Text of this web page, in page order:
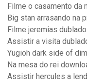
Filme o casamento da
Big stan arrasando na
Filme jeremias
Assistir a visita
Yugioh dark side of
Na mesa do rei
Assistir hercules a